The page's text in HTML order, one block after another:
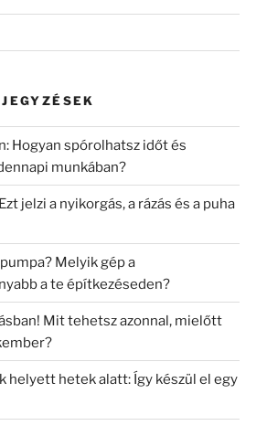
Hogyan spórolhatsz időt és
munkában?
jelzi a nyikorgás, a rázás és a puha
Melyik gép a
a te építkezéseden?
Mit tehetsz azonnal, mielőtt
helyett hetek alatt: Így készül el egy